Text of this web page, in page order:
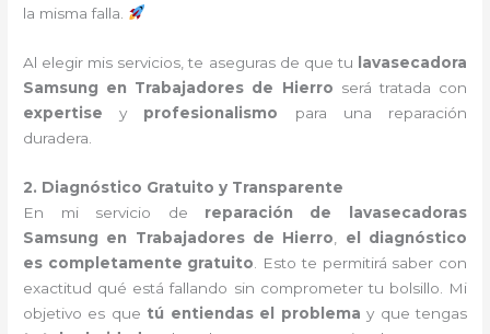
la misma falla.
Al elegir mis servicios, te aseguras de que tu
lavasecadora
Samsung en Trabajadores de Hierro será tratada con
expertise y profesionalismo para una reparación
duradera.
2. Diagnóstico Gratuito y Transparente
En mi servicio de reparación de lavasecadoras
Samsung en Trabajadores de Hierro
el diagnóstico
es completamente gratuito . Esto te permitirá saber con
exactitud qué está fallando sin comprometer tu bolsillo. Mi
objetivo es que tú entiendas el problema y que tengas